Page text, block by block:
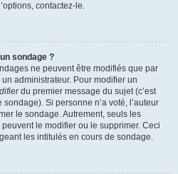
contactez-le.
sondage ?
ne peuvent être modifiés que par
administrateur. Pour modifier un
du premier message du sujet (c’est
Si personne n’a voté, l’auteur
le sondage. Autrement, seuls les
le modifier ou le supprimer. Ceci
les intitulés en cours de sondage.